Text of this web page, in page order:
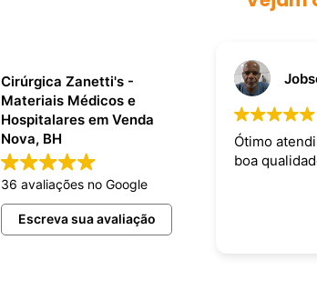
Cirúrgica Zanetti's -
Materiais Médicos e
Hospitalares em Venda
Nova, BH
36 avaliações no Google
Escreva sua avaliação
Ótimo
boa